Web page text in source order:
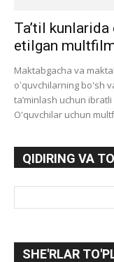
Ta’til
etilgan
Maktabgacha va
oʻquvchilarning bo'sh
ta’minlash uchun
O'quvchilar uchun
QIDIRING VA
SHE'RLAR